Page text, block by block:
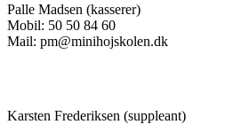
Palle Madsen (kasserer)
Mobil: 50 50 84 60
Mail: pm@minihojskolen.dk
Karsten Frederiksen (suppleant)